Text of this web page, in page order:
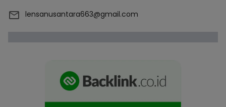
lensanusantara663@gmail.com